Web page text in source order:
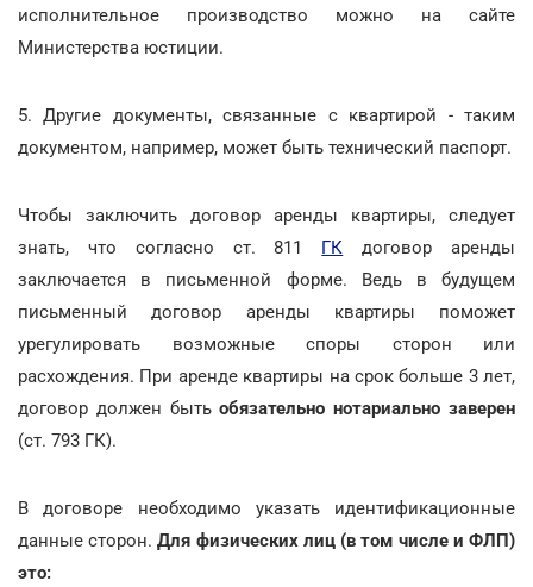
исполнительное производство можно на сайте
Министерства юстиции.
5. Другие документы, связанные с квартирой - таким
документом, например, может быть технический паспорт.
Чтобы заключить договор аренды квартиры, следует
знать, что согласно ст. 811 ГК договор аренды
заключается в письменной форме. Ведь в будущем
письменный договор аренды квартиры поможет
урегулировать возможные споры сторон или
расхождения. При аренде квартиры на срок больше 3 лет,
договор должен бытьобязательно нотариально заверен
(ст. 793 ГК).
В договоре необходимо указать идентификационные
данные сторон. Для физических лиц (в том числе и ФЛП)
это: